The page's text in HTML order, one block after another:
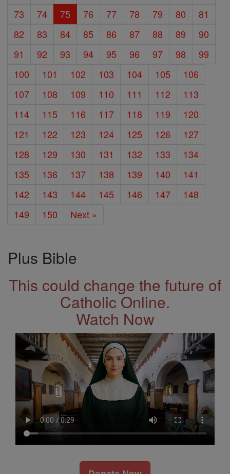
73
74 75 76 77 78 79 80
81
82
83 84 85 86 87 88 89
90
91
92 93 94 95 96 97 98
99
100
101 102 103 104 105
106
107
108 109 110 111 112
113
114
115 116 117 118 119
120
121
122 123 124 125 126
127
128
129 130 131 132 133
134
135
136 137 138 139 140
141
142
143 144 145 146 147
148
149
150 Next »
Plus Bible
This could change the future of
Catholic Online.
Watch Now